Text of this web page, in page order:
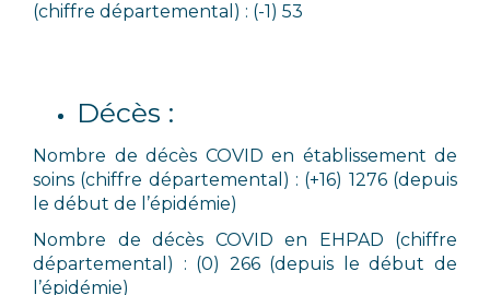
(chiffre départemental) : (-1) 53
Décès :
Nombre de décès COVID en établissement de
soins (chiffre départemental) : (+16) 1276 (depuis
le début de l’épidémie)
Nombre de décès COVID en EHPAD (chiffre
départemental) : (0) 266 (depuis le début de
l’épidémie)